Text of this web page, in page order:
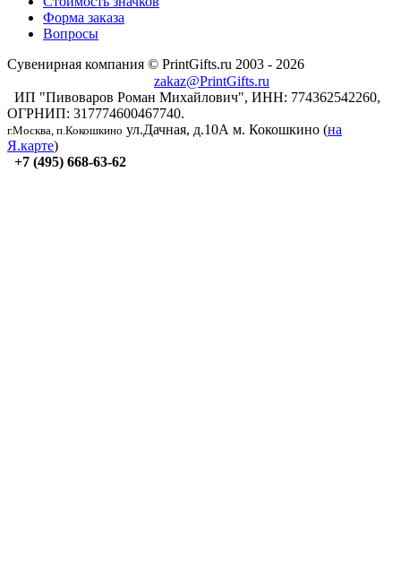
Форма заказа
Вопросы
Сувенирная компания © PrintGifts.ru 2003 - 2026
zakaz@PrintGifts.ru
ИП "Пивоваров Роман Михайлович", ИНН: 774362542260,
ОГРНИП: 317774600467740.
г.Москва, п.Кокошкино ул.Дачная, д.10А м. Кокошкино (на
Я.карте)
+7 (495) 668-63-62